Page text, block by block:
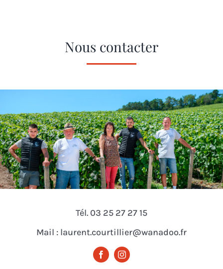
Nous contacter
Tél. 03 25 27 27 15
Mail : laurent.courtillier@wanadoo.fr